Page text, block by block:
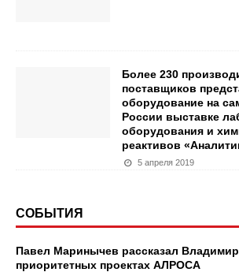
Более 230
поставщиков
оборудование на
России выставке
оборудования и
реактивов
5 апреля 2019
СОБЫТИЯ
Павел Маринычев рассказал
приоритетных проектах АЛРОСА